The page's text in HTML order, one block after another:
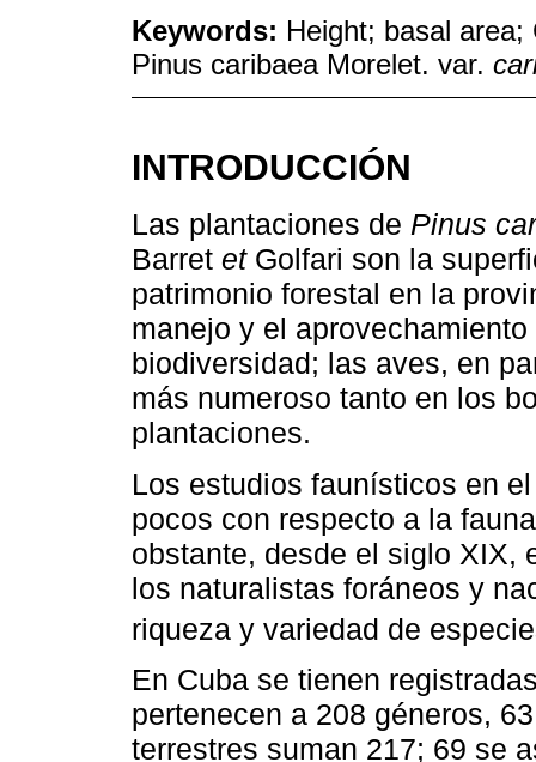
Keywords: Height; basal
Pinus caribaea Morelet. var.
INTRODUCCIÓN
Las plantaciones de Pinus
Barret etGolfari son la
patrimonio forestal en la
manejo y el
biodiversidad; las aves, en
más numeroso tanto en los
plantaciones.
Los estudios faunísticos en
pocos con respecto a la
obstante, desde el siglo XIX,
los naturalistas foráneos y
riqueza y variedad de
En Cuba se tienen
pertenecen a 208 géneros,
terrestres suman 217; 69 se